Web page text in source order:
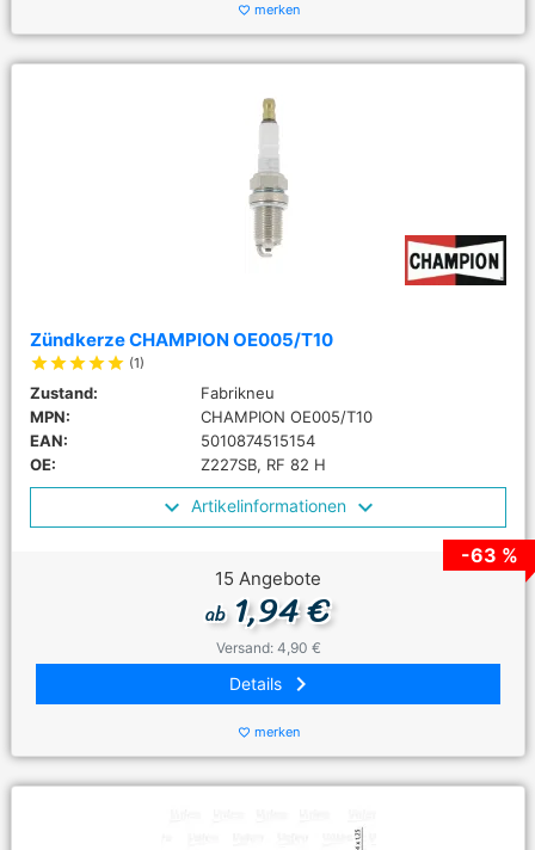
favorite_border merken
Zündkerze CHAMPION OE005/T10
starstarstarstarstar (1)
Zustand:
Fabrikneu
MPN:
CHAMPION OE005/T10
EAN:
5010874515154
OE:
Z227SB, RF 82 H
Artikelinformationen
-63 %
15 Angebote
ab1,94 €
Versand: 4,90 €
Details keyboard_arrow_right
favorite_border merken